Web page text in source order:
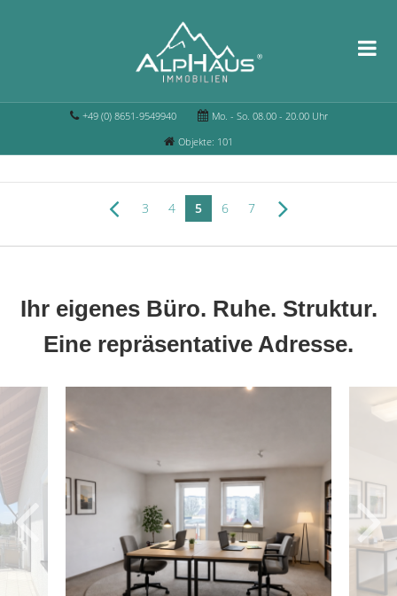
+49 (0) 8651-9549940
Mo. - So. 08.00 - 20.00 Uhr
Objekte: 101
3 4 5 6 7
Ihr eigenes Büro. Ruhe. Struktur.
Eine repräsentative Adresse.